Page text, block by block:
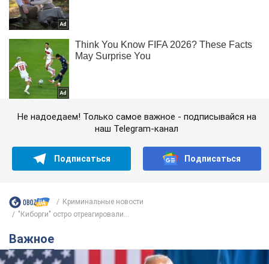
Не надоедаем! Только самое важное - подписывайся на
наш Telegram-канал
Подписаться Подписаться
Криминальные новости
"Киборги" остро отреагировали...
Важное